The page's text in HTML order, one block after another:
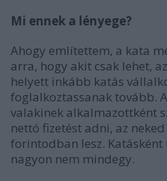
Mi ennek a lényege?
Ahogy említettem, a kata
arra, hogy akit csak lehet,
helyett inkább katás
foglalkoztassanak tovább.
valakinek alkalmazottként
nettó fizetést adni, az
forintodban lesz. Katásként
nagyon nem mindegy.